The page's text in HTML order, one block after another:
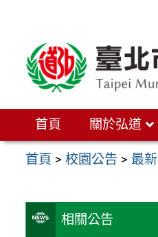
首頁 關於弘道
首頁 >校園公告 > 最
相關公告